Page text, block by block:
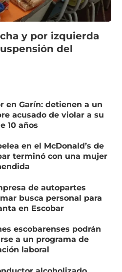
y por izquierda
del
en Garín: detienen a un
acusado de violar a su
10 años
en el McDonald’s de
terminó con una mujer
de autopartes
busca personal para
en Escobar
escobarenses podrán
a un programa de
laboral